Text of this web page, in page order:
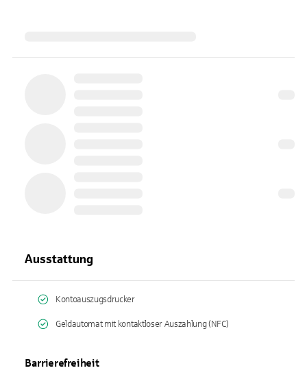
Ausstattung
Kontoauszugsdrucker
Geldautomat mit kontaktloser Auszahlung (NFC)
Barrierefreiheit